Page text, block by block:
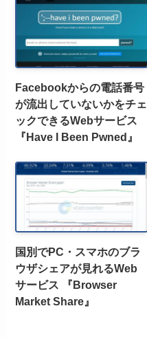
Facebookからの電話番号
が流出していないかをチェ
ックできるWebサービス
『Have I Been Pwned』
国別でPC・スマホのブラ
ウザシェアが見れるWeb
サービス 『Browser
Market Share』